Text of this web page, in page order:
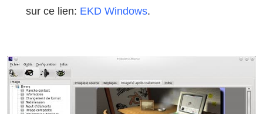
sur ce lien: EKD Windows.